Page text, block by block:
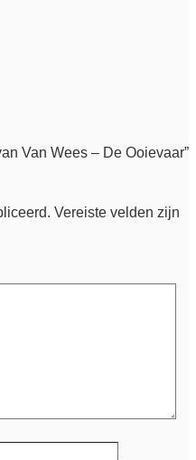
Van Wees – De Ooievaar”
Vereiste velden zijn